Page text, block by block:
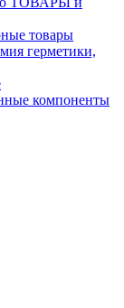
товары
герметики,
компоненты